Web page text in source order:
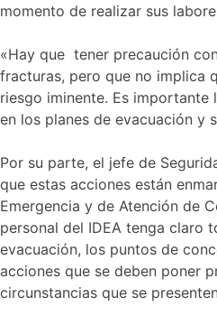
momento de realizar sus
«Hay que tener precaución
fracturas, pero que no implica
riesgo iminente. Es
en los planes de evacuación y
Por su parte, el jefe de
que estas acciones están
Emergencia y de Atención de
personal del IDEA tenga claro
evacuación, los puntos de
acciones que se deben poner
circunstancias que se